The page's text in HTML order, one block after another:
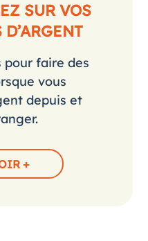
SUR VOS
pour faire des
vous
depuis et
+